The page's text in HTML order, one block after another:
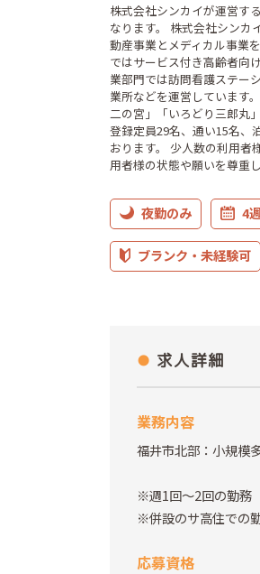
株式会社シンカイが運営す
なります。 株式会社シンカ
動産事業とメディカル事業
ではサービス付き高齢者向
業部門では訪問看護ステー
業所などを運営しています
二の宮」「いろどり三郎丸
登録定員29名、通い15名、
おります。 少人数の利用者
用者様の状態や願いを尊重
夜勤のみ 4
ブランク・未経験可
求人詳細
業務内容
福井市北部：小規模
※週1回～2回の勤務
※併設のサ高住での
応募資格